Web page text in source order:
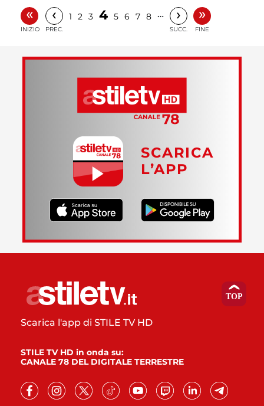
«
INIZIO
‹
PREC.
1 2 3 4 5 6 7 8 … ›
SUCC.
»
FINE
SCARICA
L’APP
Scarica l'app di STILE TV HD
STILE TV HD in onda su:
CANALE 78 DEL DIGITALE TERRESTRE